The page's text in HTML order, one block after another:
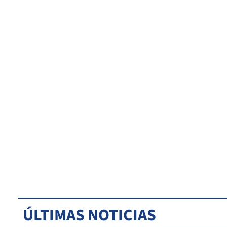
ÚLTIMAS NOTICIAS